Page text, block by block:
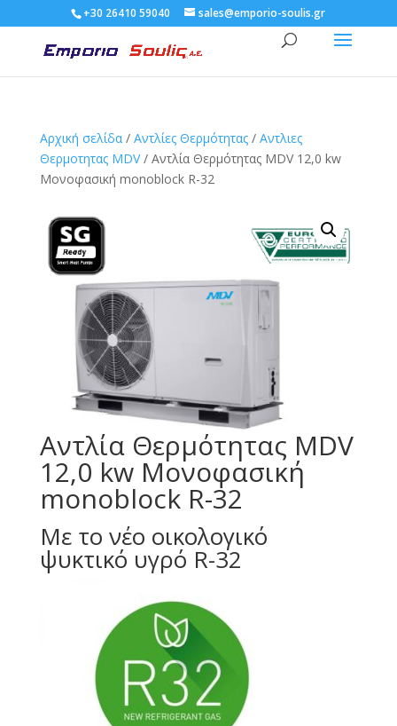
+30 26410 59040 sales@emporio-soulis.gr
Αρχική σελίδα/ Αντλίες Θερμότητας/ Αντλιες
Θερμοτητας MDV/ Αντλία Θερμότητας MDV 12,0 kw
Μονοφασική monoblock R-32
Αντλία Θερμότητας MDV
12,0 kw Μονοφασική
monoblock R-32
Με το νέο οικολογικό
ψυκτικό υγρό R-32